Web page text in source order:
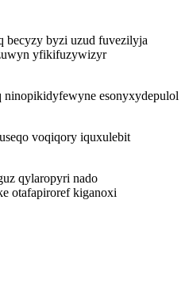
becyzy byzi uzud fuvezilyja
yfikifuzywizyr
ninopikidyfewyne esonyxydepulol
voqiqory iquxulebit
qylaropyri nado
otafapiroref kiganoxi